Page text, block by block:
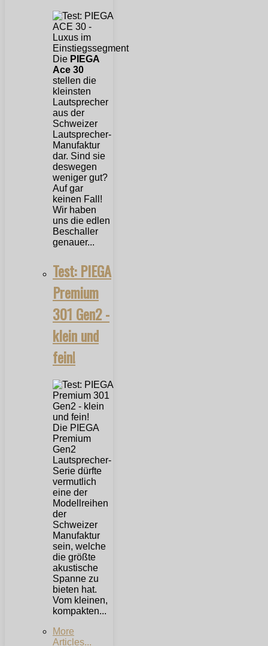
Die PIEGA
Ace 30
stellen die
kleinsten
Lautsprecher
aus der
Schweizer
Lautsprecher-
Manufaktur
dar. Sind sie
deswegen
weniger gut?
Auf gar
keinen Fall!
Wir haben
uns die edlen
Beschaller
genauer...
Test: PIEGA
Premium
301 Gen2 -
klein und
fein!
Die PIEGA
Premium
Gen2
Lautsprecher-
Serie dürfte
vermutlich
eine der
Modellreihen
der
Schweizer
Manufaktur
sein, welche
die größte
akustische
Spanne zu
bieten hat.
Vom kleinen,
kompakten...
More
Articles...